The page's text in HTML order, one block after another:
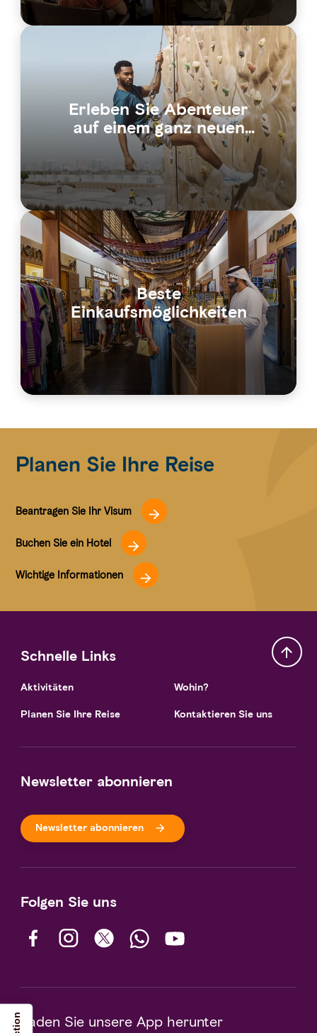
Erleben Sie Abenteuer
auf einem ganz neuen
Niveau
Beste
Einkaufsmöglichkeiten
Planen Sie Ihre Reise
Beantragen Sie Ihr Visum
Buchen Sie ein Hotel
Wichtige Informationen
Schnelle Links
Aktivitäten
Planen Sie Ihre Reise
Wohin?
Kontaktieren Sie uns
Newsletter abonnieren
Newsletter abonnieren
Folgen Sie uns
Laden Sie unsere App herunter